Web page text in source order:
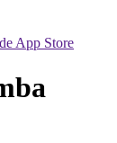
App Store